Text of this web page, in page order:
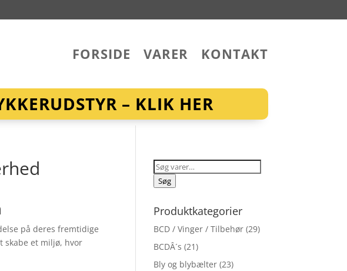
FORSIDE VARER KONTAKT
– KLIK HER
på deres fremtidige
skabe et miljø, hvor
Søg
efter:
Søg
Produktkategorier
BCD / Vinger / Tilbehør (29)
BCDÂ´s (21)
Bly og blybælter (23)